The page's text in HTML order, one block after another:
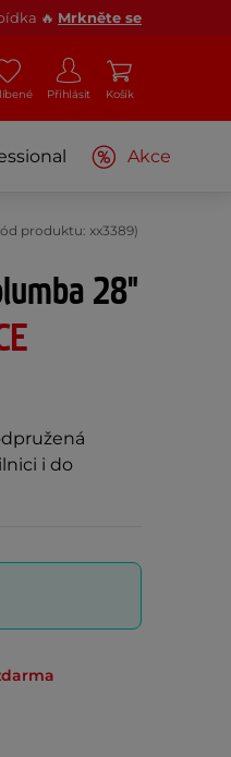
🔥 Mrkněte se
Přihlásit Košík
Akce
produktu: xx3389)
28"
i do